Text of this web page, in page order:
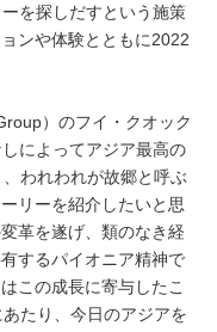
を探しだすという施策
ンや体験とともに2022
）のフイ・クオック
によってアジア最高の
われわれが故郷と呼ぶ
リーを紹介したいと思
革を遂げ、類のなき経
するパイオニア精神で
この成長に寄与したこ
たり、今日のアジアを